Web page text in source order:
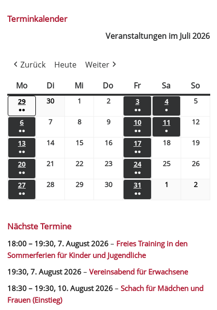
Terminkalender
Veranstaltungen im Juli 2026
Zurück Heute
Weiter
Mo
Di Mi Do Fr Sa So
29
●●
30 1 2 3
●●
4
●
5
6
●●
7 8 9 10
●●
11
●
12
13
●●
14 15 16 17
●●
18 19
20
●●
21 22 23 24
●●
25 26
27
●●
28 29 30 31
●●
1 2
Nächste Termine
18:00 – 19:30, 7. August 2026 – Freies Training in den
Sommerferien für Kinder und Jugendliche
19:30, 7. August 2026 – Vereinsabend für Erwachsene
18:30 – 19:30, 10. August 2026 – Schach für Mädchen und
Frauen (Einstieg)